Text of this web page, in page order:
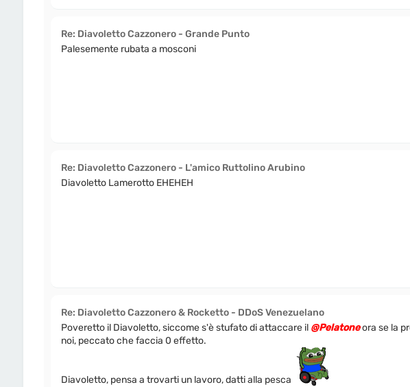
Re: Diavoletto Cazzonero - Grande Punto
Palesemente rubata a mosconi
Re: Diavoletto Cazzonero - L'amico Ruttolino Arubino
Diavoletto Lamerotto EHEHEH
Re: Diavoletto Cazzonero & Rocketto - DDoS Venezuelano
Poveretto il Diavoletto, siccome s'è stufato di attaccare il @Pelatoneora se la
noi, peccato che faccia 0 effetto.
Diavoletto, pensa a trovarti un lavoro, datti alla pesca